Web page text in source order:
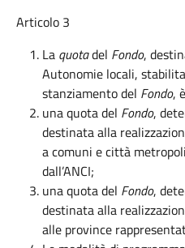
Articolo 3
La quotadel Fondo,
Autonomie locali,
stanziamento del Fondo,
una quota del Fondo,
destinata alla
a comuni e città
dall’ANCI;
una quota del Fondo,
destinata alla
alle province